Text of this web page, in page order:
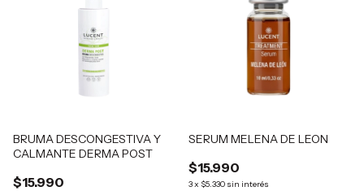
BRUMA DESCONGESTIVA Y
CALMANTE DERMA POST
$15.990
SERUM MELENA DE LEON
$15.990
3x $5.330 sin interés